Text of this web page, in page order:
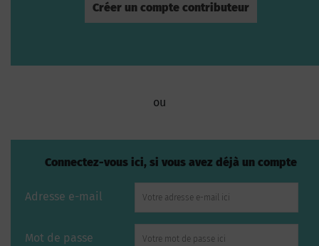
ou
Connectez-vous ici, si vous avez déjà un compte
Adresse e-mail
Mot de passe